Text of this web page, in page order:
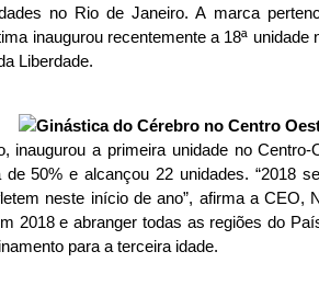
no Rio de Janeiro. A marca
inaugurou recentemente a 18ª unidade
Liberdade.
inaugurou a primeira unidade no Centro-
50% e alcançou 22 unidades. “2018
neste início de ano”, afirma a CEO,
2018 e abranger todas as regiões do
para a terceira idade.